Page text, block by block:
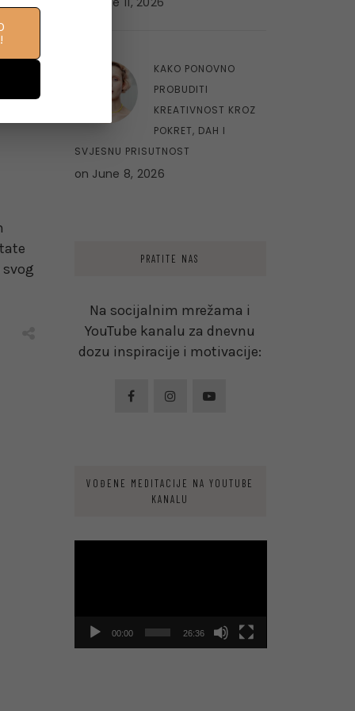
KAKO PONOVNO
PROBUDITI
KREATIVNOST KROZ
POKRET, DAH I
SVJESNU PRISUTNOST
on June 8, 2026
PRATITE NAS
Na socijalnim mrežama i
YouTube kanalu za dnevnu
dozu inspiracije i motivacije:
VOĐENE MEDITACIJE NA YOUTUBE
KANALU
00:00 26:36